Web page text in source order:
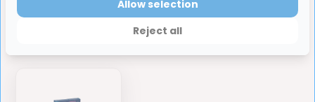
Reject all
Allow selection